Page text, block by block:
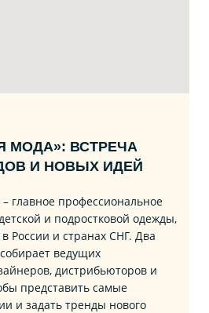
МОДА»: ВСТРЕЧА
И НОВЫХ ИДЕЙ
– главное профессиональное
и подростковой одежды,
России и странах СНГ. Два
ведущих
дистрибьюторов и
представить самые
и задать тренды нового